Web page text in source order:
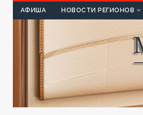
АФИША НОВОСТИ РЕГИОНОВ